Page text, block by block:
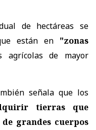
de hectáreas se
están en "zonas
de mayor
señala que los
tierras que
grandes cuerpos